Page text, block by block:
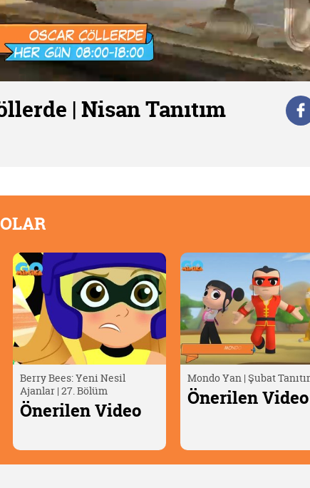
| Nisan Tanıtım
Mondo Yan | Şubat Tanıtım
Önerilen Video
Oscar Çöllerde🦎 | Timsah
Yumurtası
Önerilen Video